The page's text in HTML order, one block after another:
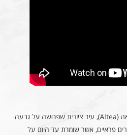
המלון שוכן בסמוך לעיירה אלתיאה (Altea), עיר ציורית שפרושה על גבעה
פראיים, אשר שומרת עד היום על